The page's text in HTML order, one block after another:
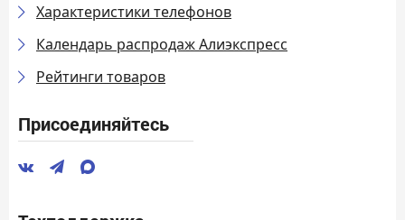
Характеристики телефонов
Календарь распродаж Алиэкспресс
Рейтинги товаров
Присоединяйтесь